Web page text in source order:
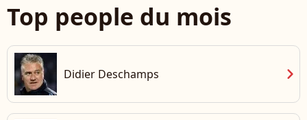
Top people du mois
Didier Deschamps chevron_right